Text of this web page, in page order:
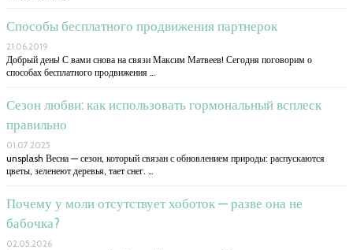
Способы бесплатного продвижения партнерок
21.06.2019
Добрый день! С вами снова на связи Максим Матвеев! Сегодня поговорим о
способах бесплатного продвижения …
Сезон любви: как использовать гормональный всплеск
правильно
01.07.2025
unsplash Весна — сезон, который связан с обновлением природы: распускаются
цветы, зеленеют деревья, тает снег. …
Почему у моли отсутствует хоботок — разве она не
бабочка?
02.05.2026